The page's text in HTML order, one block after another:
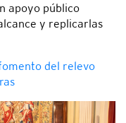
apoyo público
y replicarlas
del relevo